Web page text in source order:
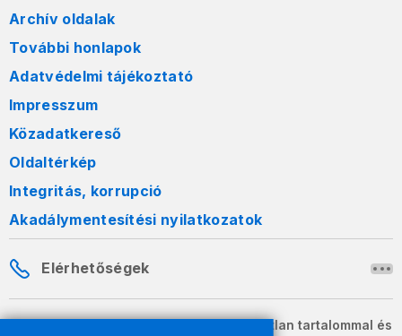
Archív oldalak
További honlapok
Adatvédelmi tájékoztató
Impresszum
Közadatkereső
Oldaltérkép
Integritás, korrupció
Akadálymentesítési nyilatkozatok
Elérhetőségek
A honlapon szereplő információk változatlan tartalommal és